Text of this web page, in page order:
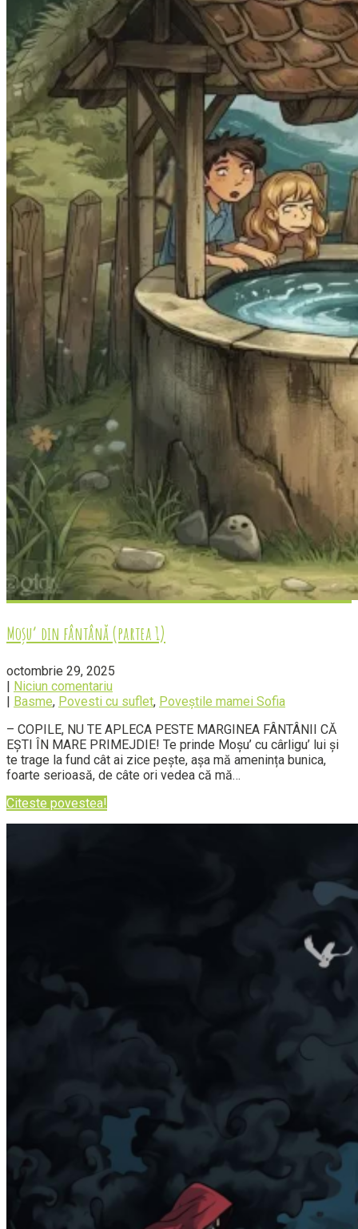
Moșu’ din fântână (partea 1)
octombrie 29, 2025
| Niciun comentariu
| Basme, Povesti cu suflet, Poveștile mamei Sofia
– COPILE, NU TE APLECA PESTE MARGINEA FÂNTÂNII CĂ
EȘTI ÎN MARE PRIMEJDIE! Te prinde Moșu’ cu cârligu’ lui și
te trage la fund cât ai zice pește, așa mă amenința bunica,
foarte serioasă, de câte ori vedea că mă…
Citeste povestea!